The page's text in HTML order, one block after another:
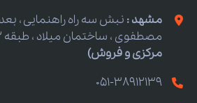
مشهد : نبش سه راه راهنمایی ، بعد
مصطفوی ، ساختمان میلاد ، طبقه 2 ، واحد 8
مرکزی و فروش)
051-38912139